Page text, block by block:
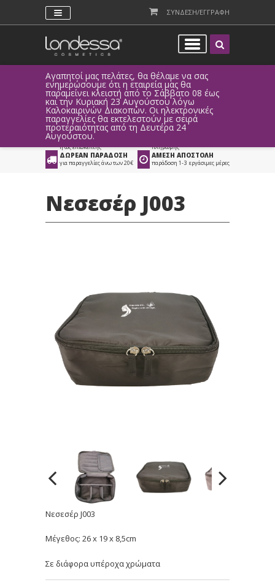
ΣΥΝΔΕΣΗ/ΕΓΓΡΑΦΗ
Αγαπητοί μας πελάτες, θα θέλαμε να σας
ενημερώσουμε ότι η εταιρεία μας θα
παραμείνει κλειστή από το Σάββατο 08 έως
και την Κυριακή 23 Αυγούστου λόγω
Καλοκαιρινών Διακοπών. Οι ηλεκτρονικές
παραγγελίες θα εκτελεστούν με σειρά
προτεραιότητας από τη Δευτέρα 24
Αυγούστου.
Προϊόντα > Είδη Αισθητικής
>
Βαλιτσάκια - Νεσεσέρ
> Νεσεσέρ
ΑΜΕΣΗ ΣΥΝΔΕΣΗ
Facebook, Gmail
ή ως επισκέπτης
ΕΥΚΟΛΕΣ ΑΓΟΡΕΣ
πληρωμής
ΔΩΡΕΑΝ ΠΑΡΑΔΟΣΗ
για παραγγελίες άνω των 20€
ΑΜΕΣΗ ΑΠΟΣΤΟΛΗ
παράδοση 1-3 εργάσιμες μέρες
Νεσεσέρ J003
Νεσεσέρ J003
Μέγεθος: 26 x 19 x 8,5cm
Σε διάφορα υπέροχα χρώματα